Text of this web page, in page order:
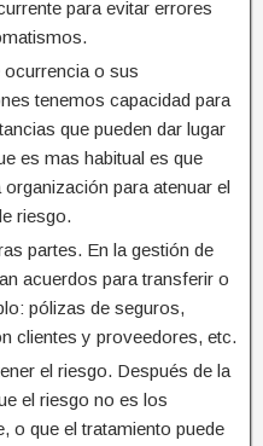
para evitar errores
ocurrencia o sus
tenemos capacidad para
que pueden dar lugar
es mas habitual es que
para atenuar el
riesgo.
partes. En la gestión de
acuerdos para transferir o
pólizas de seguros,
clientes y proveedores, etc.
el riesgo. Después de la
el riesgo no es los
o que el tratamiento puede